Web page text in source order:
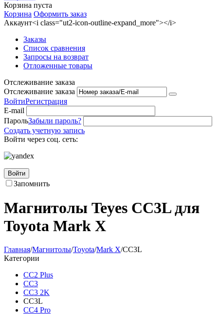
Корзина пуста
Корзина Оформить заказ
Аккаунт<i class="ut2-icon-outline-expand_more"></i>
Заказы
Список сравнения
Запросы на возврат
Отложенные товары
Отслеживание заказа
Отслеживание заказа
ВойтиРегистрация
E-mail
ПарольЗабыли пароль?
Создать учетную запись
Войти через соц. сеть:
Войти
Запомнить
Магнитолы Teyes CC3L для
Toyota Mark X
Главная/Магнитолы/Toyota/Mark X/CC3L
Категории
CC2 Plus
CC3
CC3 2K
CC3L
CC4 Pro